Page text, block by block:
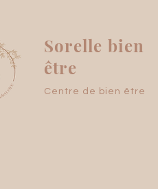
Sorelle bien
être
Centre de bien être